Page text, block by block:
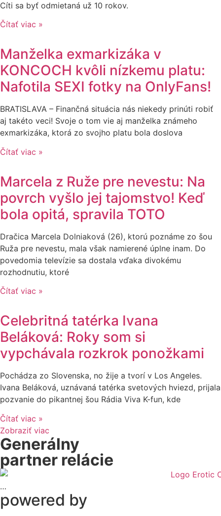
Cíti sa byť odmietaná už 10 rokov.
Čítať viac »
Manželka exmarkizáka v
KONCOCH kvôli nízkemu platu:
Nafotila SEXI fotky na OnlyFans!
BRATISLAVA – Finančná situácia nás niekedy prinúti robiť
aj takéto veci! Svoje o tom vie aj manželka známeho
exmarkizáka, ktorá zo svojho platu bola doslova
Čítať viac »
Marcela z Ruže pre nevestu: Na
povrch vyšlo jej tajomstvo! Keď
bola opitá, spravila TOTO
Dračica Marcela Dolniaková (26), ktorú poznáme zo šou
Ruža pre nevestu, mala však namierené úplne inam. Do
povedomia televízie sa dostala vďaka divokému
rozhodnutiu, ktoré
Čítať viac »
Celebritná tatérka Ivana
Beláková: Roky som si
vypchávala rozkrok ponožkami
Pochádza zo Slovenska, no žije a tvorí v Los Angeles.
Ivana Beláková, uznávaná tatérka svetových hviezd, prijala
pozvanie do pikantnej šou Rádia Viva K-fun, kde
Čítať viac »
Zobraziť viac
Generálny
partner relácie
…
powered by